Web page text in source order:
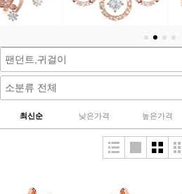
1,554,000원
849,000원
742,100원
2,284,000원
1,210,600원
최신순 낮은가격 높은가격